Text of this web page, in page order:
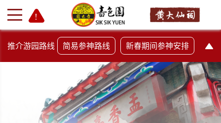
推介游园路线 简易参神路线 新春期间参神安排